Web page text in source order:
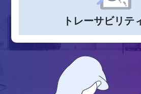
トレーサビリテ